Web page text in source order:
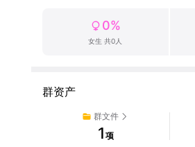
0%
女生 共0人
群资产
群文件
1 项